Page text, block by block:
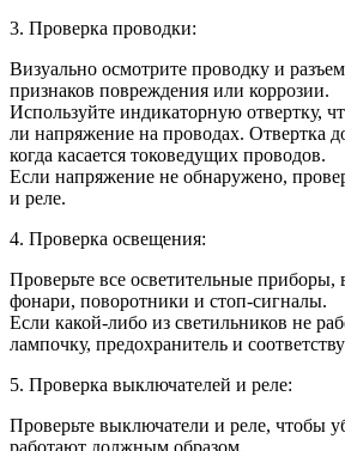
3. Проверка проводки:
Визуально осмотрите проводку и
признаков повреждения или коррозии.
Используйте индикаторную отвертку,
ли напряжение на проводах. Отвертка
когда касается токоведущих проводов.
Если напряжение не обнаружено,
и реле.
4. Проверка освещения:
Проверьте все осветительные
фонари, поворотники и стоп-сигналы.
Если какой-либо из светильников не
лампочку, предохранитель и
5. Проверка выключателей и реле:
Проверьте выключатели и реле, чтобы